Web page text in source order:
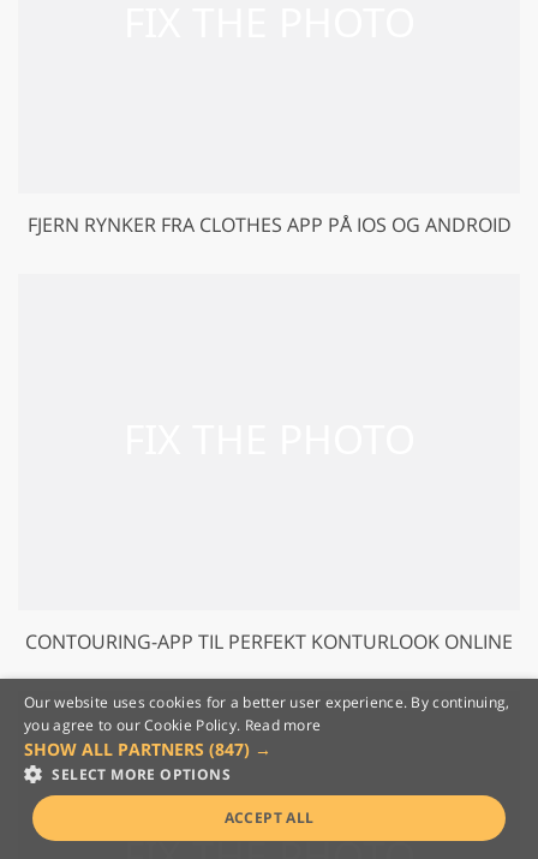
FJERN RYNKER FRA CLOTHES APP PÅ IOS OG ANDROID
CONTOURING-APP TIL PERFEKT KONTURLOOK ONLINE
Our website uses cookies for a better user experience. By continuing,
you agree to our Cookie Policy. Read more
SHOW ALL PARTNERS (847) →
SELECT MORE OPTIONS
ACCEPT ALL